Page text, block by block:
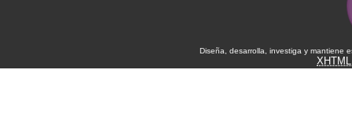
Diseña, desarrolla, investiga y mantiene
XHTML